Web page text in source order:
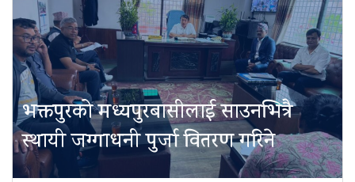
भक्तपुरको मध्यपुरबासीलाई साउनभित्रै
स्थायी जग्गाधनी पुर्जा वितरण गरिने